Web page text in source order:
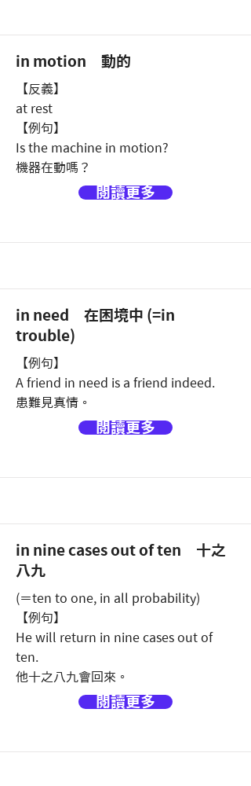
in motion 動的
【反義】
at rest
【例句】
Is the machine in motion?
機器在動嗎？
閱讀更多
in need 在困境中 (=in
trouble)
【例句】
A friend in need is a friend indeed.
患難見真情。
閱讀更多
in nine cases out of ten 十之
八九
(＝ten to one, in all probability)
【例句】
He will return in nine cases out of
ten.
他十之八九會回來。
閱讀更多